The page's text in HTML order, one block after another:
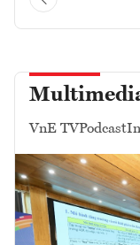
VnE TVPodcast